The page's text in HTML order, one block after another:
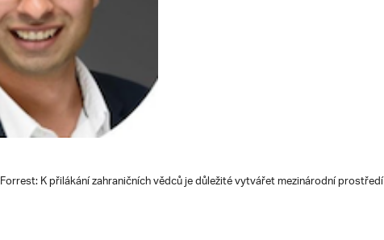
K přilákání zahraničních vědců je důležité vytvářet mezinárodní prostředí